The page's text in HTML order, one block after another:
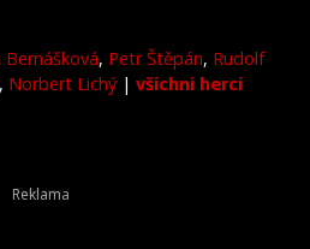
Bernášková, Petr Štěpán, Rudolf
, Norbert Lichý | všichni herci